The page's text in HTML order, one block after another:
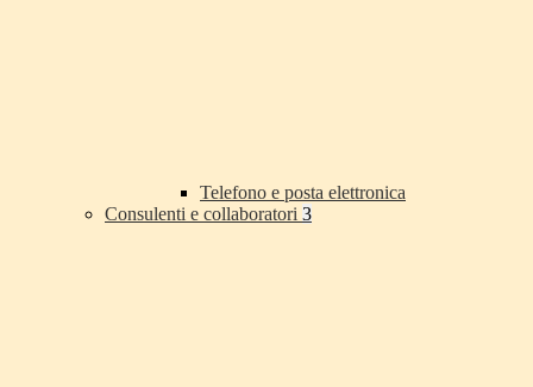
Telefono e posta elettronica
Consulenti e collaboratori 3